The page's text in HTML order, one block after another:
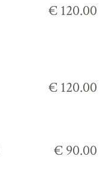
€ 120.00
€ 120.00
€ 90.00